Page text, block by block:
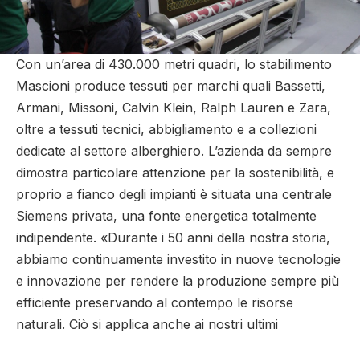
Con un’area di 430.000 metri quadri, lo stabilimento
Mascioni produce tessuti per marchi quali Bassetti,
Armani, Missoni, Calvin Klein, Ralph Lauren e Zara,
oltre a tessuti tecnici, abbigliamento e a collezioni
dedicate al settore alberghiero. L’azienda da sempre
dimostra particolare attenzione per la sostenibilità, e
proprio a fianco degli impianti è situata una centrale
Siemens privata, una fonte energetica totalmente
indipendente. «Durante i 50 anni della nostra storia,
abbiamo continuamente investito in nuove tecnologie
e innovazione per rendere la produzione sempre più
efficiente preservando al contempo le risorse
naturali. Ciò si applica anche ai nostri ultimi